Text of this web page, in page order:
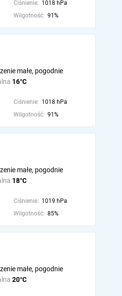
Ciśnienie: 1018 hPa
Wilgotność: 91%
16°C
małe, pogodnie
Ciśnienie: 1018 hPa
Wilgotność: 91%
18°C
małe, pogodnie
Ciśnienie: 1019 hPa
Wilgotność: 85%
20°C
małe, pogodnie